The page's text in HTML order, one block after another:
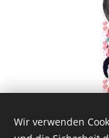
Share
Wir verwenden